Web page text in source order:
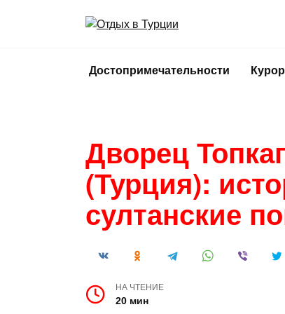
Достопримечательности
Дворец
(Турция):
султанские
НА ЧТЕНИЕ
20 мин